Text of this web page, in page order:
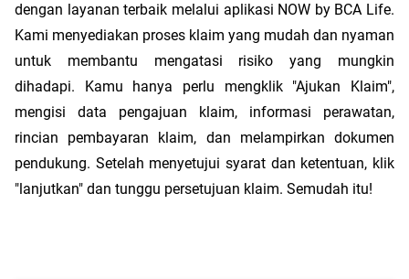
dengan layanan terbaik melalui aplikasi NOW by BCA Life.
Kami menyediakan proses klaim yang mudah dan nyaman
untuk membantu mengatasi risiko yang mungkin
dihadapi. Kamu hanya perlu mengklik "Ajukan Klaim",
mengisi data pengajuan klaim, informasi perawatan,
rincian pembayaran klaim, dan melampirkan dokumen
pendukung. Setelah menyetujui syarat dan ketentuan, klik
"lanjutkan" dan tunggu persetujuan klaim. Semudah itu!